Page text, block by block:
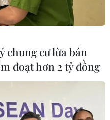
chung cư lừa bán
đoạt hơn 2 tỷ đồng